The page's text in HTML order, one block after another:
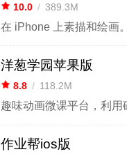
10.0 / 389.3M
在 iPhone 上素描和绘画。
洋葱学园苹果版
8.8 / 118.2M
作业帮ios版